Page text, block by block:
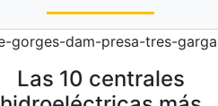
Las 10 centrales